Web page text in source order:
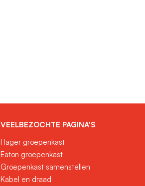
VEELBEZOCHTE PAGINA'S
Hager groepenkast
Eaton groepenkast
Groepenkast samenstellen
Kabel en draad